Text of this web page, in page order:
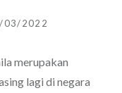
03/2022
merupakan
lagi di negara